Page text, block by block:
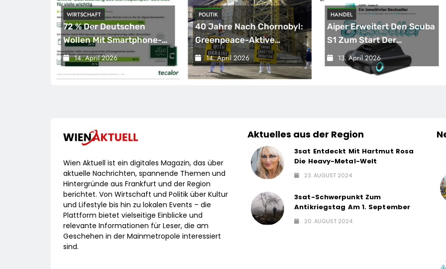
WIRTSCHAFT
72 % Der Deutschen
Wollen Mit Smartphone-
App Die Heizung
Überwachen
14. April 2026
POLITIK
40 Jahre Nach Chornobyl:
Greenpeace-Aktive
Protestieren Für
Unterstützung Bei
Wiederaufbau Der
Drohnenangriffs
14. April 2026
HANDEL
Aiper Erweitert Den Scuba
S1 Zum Start Der
Poolsaison Um Neue
Funktionen / Das
13. April 2026
Wien Aktuell ist ein digitales Magazin, das über
aktuelle Nachrichten, spannende Themen und
Hintergründe aus Frankfurt und der Region
berichtet. Von Wirtschaft und Politik über Kultur
und Lifestyle bis hin zu lokalen Events – die
Plattform bietet vielseitige Einblicke und
relevante Informationen für Leser, die am
Geschehen in der Mainmetropole interessiert
sind.
Aktuelles aus der Region
3sat Entdeckt Mit Hartmut Rosa
Die Heavy-Metal-Welt
23. AUGUST 2024
3sat-Schwerpunkt Zum
Antikriegstag Am 1. September
20. AUGUST 2024